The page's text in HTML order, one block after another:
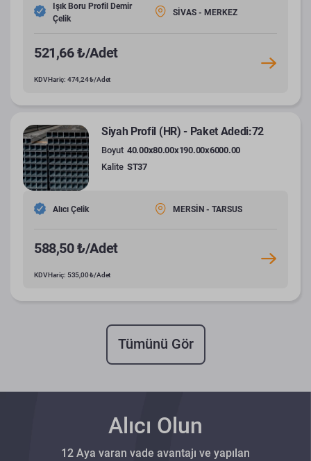
Işık Boru Profil Demir
Çelik
SİVAS - MERKEZ
521,66 ₺/Adet
KDV Hariç: 474,24 ₺/Adet
Siyah Profil (HR) - Paket Adedi:72
Boyut 40.00x80.00x190.00x6000.00
Kalite ST37
Alıcı Çelik MERSİN - TARSUS
588,50 ₺/Adet
KDV Hariç: 535,00 ₺/Adet
Tümünü Gör
Alıcı Olun
12 Aya varan vade avantajı ve yapılan